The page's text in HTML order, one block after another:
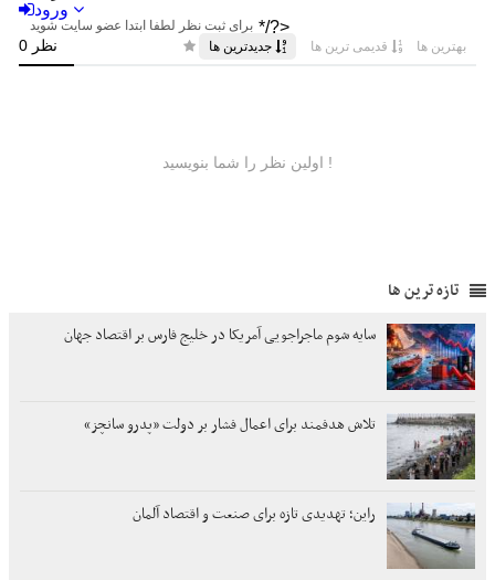
تازه ترین ها
سایه شوم ماجراجویی آمریکا در خلیج فارس بر اقتصاد جهان
تلاش هدفمند برای اعمال فشار بر دولت «پدرو سانچز»
راین؛ تهدیدی تازه برای صنعت و اقتصاد آلمان